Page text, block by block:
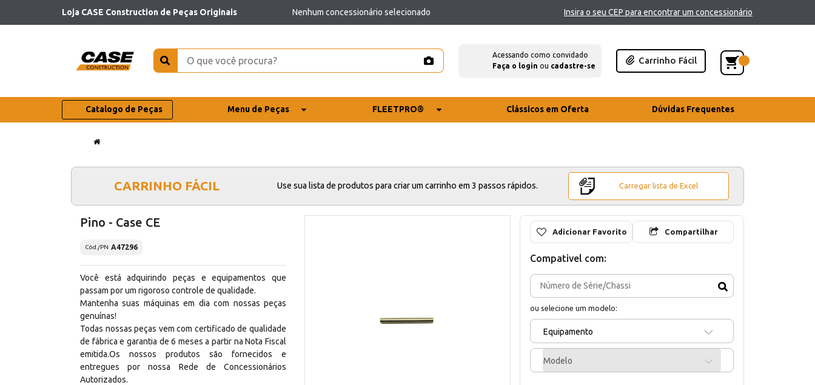
Loja CASE Construction de Peças Originais Nenhum concessionário selecionado Insira o seu CEP para encontrar um concessionário
Acessando como convidado
Faça o login ou cadastre-se
Carrinho Fácil
Catalogo de Peças Menu de Peças FLEETPRO® Clássicos em Oferta Dúvidas Frequentes
CARRINHO FÁCIL Use sua lista de produtos para criar um carrinho em 3 passos rápidos. Carregar lista de Excel
Pino - Case CE
Cód./PN A47296
Você está adquirindo peças e equipamentos que
passam por um rigoroso controle de qualidade.
Mantenha suas máquinas em dia com nossas peças
genuínas!
Todas nossas peças vem com certificado de qualidade
de fábrica e garantia de 6 meses a partir na Nota Fiscal
emitida.Os nossos produtos são fornecidos e
entregues por nossa Rede de Concessionários
Autorizados.
Adicionar Favorito Compartilhar
Compativel com:
ou selecione um modelo:
Equipamento
Modelo